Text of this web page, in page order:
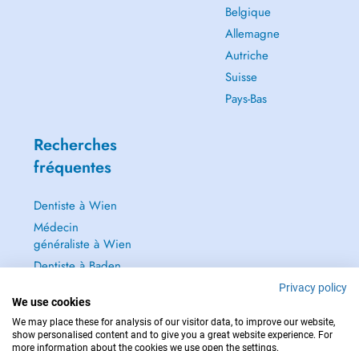
Belgique
Allemagne
Autriche
Suisse
Pays-Bas
Recherches
fréquentes
Dentiste à Wien
Médecin
généraliste à Wien
Dentiste à Baden
Baden
Tout voir →
Privacy policy
We use cookies
We may place these for analysis of our visitor data, to improve our website,
show personalised content and to give you a great website experience. For
more information about the cookies we use open the settings.